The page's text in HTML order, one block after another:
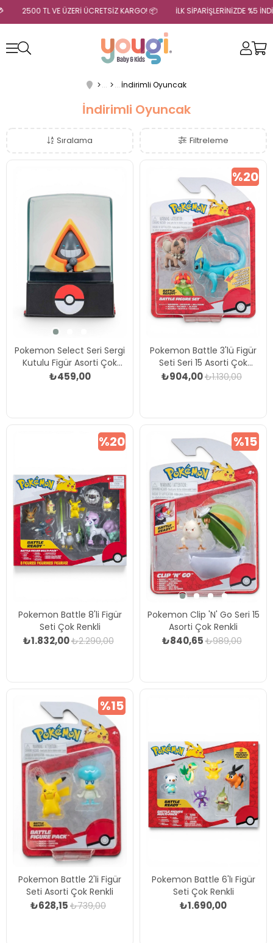
2500 TL VE ÜZERİ ÜCRETSİZ KARGO! 📦 İLK SİPARİŞLERİNİZDE
İndirimli Oyuncak
İndirimli Oyuncak
Filtreleme
Sıralama
Pokemon Select Seri Sergi
Kutulu Figür Asorti Çok
Renkli
₺459,00
Pokemon Battle 3'lü Figür
Seti Seri 15 Asorti Çok
Renkli
₺904,00₺1.130,00
%20
Pokemon Battle 8'li Figür
Seti Çok Renkli
₺1.832,00₺2.290,00
%20
Pokemon Clip 'N' Go Seri 15
Asorti Çok Renkli
₺840,65₺989,00
%15
Pokemon Battle 2'li Figür
Seti Asorti Çok Renkli
₺628,15 ₺739,00
%15
Pokemon Battle 6'lı Figür
Seti Çok Renkli
₺1.690,00